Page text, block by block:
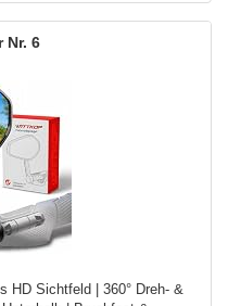
6
HD Sichtfeld | 360° Dreh- &